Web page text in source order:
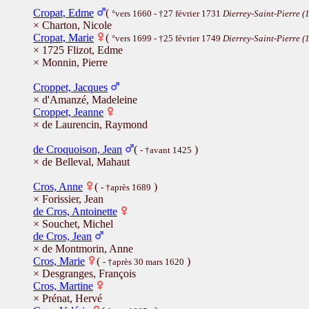
Cropat, Edme ( °vers 1660 - †27 février 1731 Dierrey-Saint-Pierre
× Charton, Nicole
Cropat, Marie
( °vers 1699 - †25 février 1749 Dierrey-Saint-Pierre
× 1725 Flizot, Edme
× Monnin, Pierre
Croppet, Jacques
× d'Amanzé, Madeleine
Croppet, Jeanne
× de Laurencin, Raymond
de Croquoison, Jean ( - †avant 1425 )
× de Belleval, Mahaut
Cros, Anne ( - †après 1689 )
× Forissier, Jean
de Cros, Antoinette
× Souchet, Michel
de Cros, Jean
× de Montmorin, Anne
Cros, Marie
( - †après 30 mars 1620 )
× Desgranges, François
Cros, Martine
× Prénat, Hervé